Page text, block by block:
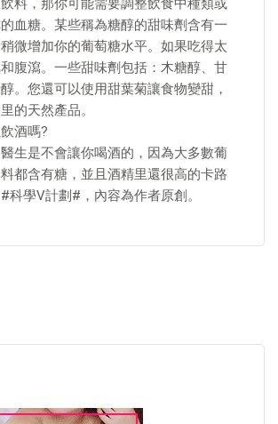
料，那你可能需要調整飲食中種類或
血糖。某些稱為糖醇的甜味劑含有一
微增加你的葡萄糖水平。如果吃得太
腹瀉。一些甜味劑包括：木糖醇、甘
。您還可以使用甜葉菊讓食物變甜，
的天然產品。
酒嗎?
生是不會讓你喝酒的，因為大多數葡
都含有糖，並且酒精里還很高的卡路
科學V計劃#，內容為作者原創。